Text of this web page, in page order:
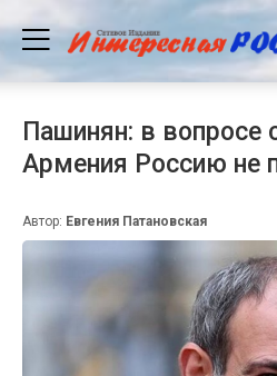
Пашинян: в вопросе
Армения Россию не
Автор: Евгения Патановская